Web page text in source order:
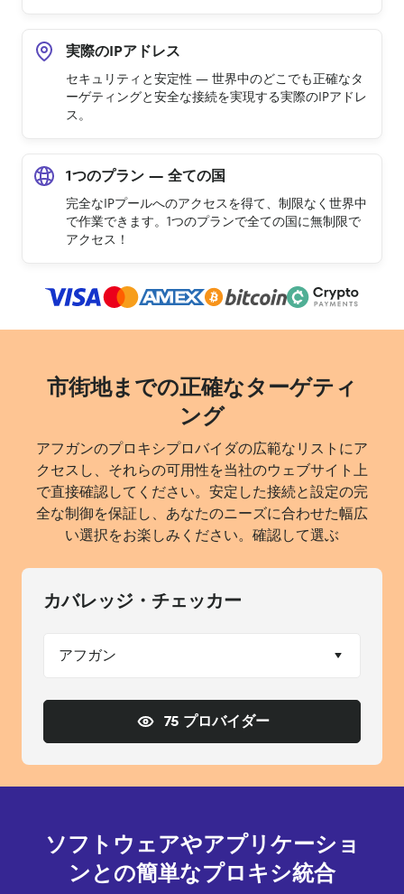
実際のIPアドレス
セキュリティと安定性 — 世界中のどこでも正確なタ
ーゲティングと安全な接続を実現する実際のIPアドレ
ス。
1つのプラン — 全ての国
完全なIPプールへのアクセスを得て、制限なく世界中
で作業できます。1つのプランで全ての国に無制限で
アクセス！
市街地までの正確なターゲティ
ング
アフガンのプロキシプロバイダの広範なリストにア
クセスし、それらの可用性を当社のウェブサイト上
で直接確認してください。安定した接続と設定の完
全な制御を保証し、あなたのニーズに合わせた幅広
い選択をお楽しみください。確認して選ぶ
カバレッジ・チェッカー
アフガン
75 プロバイダー
ソフトウェアやアプリケーショ
ンとの簡単なプロキシ統合